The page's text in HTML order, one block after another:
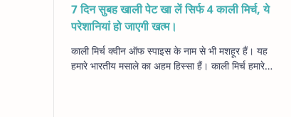
7 दिन सुबह खाली पेट खा लें सिर्फ 4 काली मिर्च, ये
परेशानियां हो जाएगी खत्म।
काली मिर्च क्वीन ऑफ स्पाइस के नाम से भी मशहूर हैं। यह
हमारे भारतीय मसाले का अहम हिस्सा हैं। काली मिर्च हमारे